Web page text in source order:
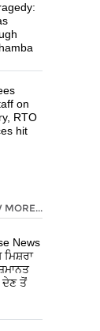
on
RTO
hit
MORE...
News
ਦੇਣ ਤੋਂ